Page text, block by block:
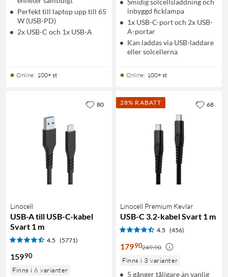
Perfekt till laptop upp till 65
W (USB-PD)
2x USB-C och 1x USB-A
Online: 100+ st
Smidig solcellsladdning och
inbyggd ficklampa
1x USB-C-port och 2x USB-
A-portar
Kan laddas via USB-laddare
eller solcellerna
Online: 100+ st
Linocell
USB-A till USB-C-kabel
Svart 1 m
4.5 (5771)
15990
Finns i 6 varianter
80 28% RABATT
Linocell Premium Kevlar
USB-C 3.2-kabel Svart 1 m
4.5 (456)
17990249:90
Finns i 3 varianter
5 gånger tåligare än vanlig
68